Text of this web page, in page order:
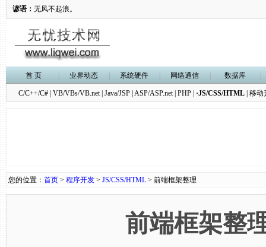
谚语： 无风不起浪。
首 页 业界动态 系统硬件 网络通信 数据库
C/C++/C# VB/VBs/VB.net| Java/JSP ASP/ASP.net| PHP ·JS/CSS/HTML 移动
您的位置： 首页 > 程序开发 > JS/CSS/HTML > 前端框架整理
前端框架整